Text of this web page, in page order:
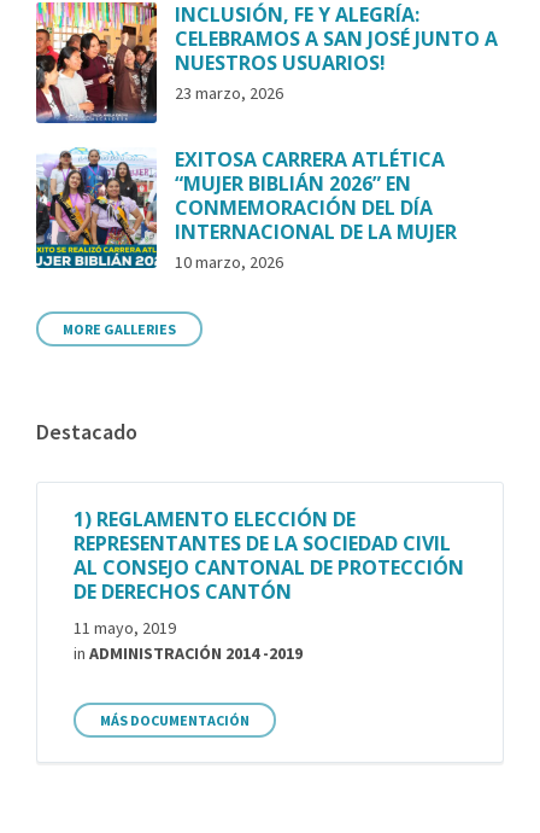
INCLUSIÓN, FE Y ALEGRÍA:
CELEBRAMOS A SAN JOSÉ JUNTO A
NUESTROS USUARIOS!
23 marzo, 2026
EXITOSA CARRERA ATLÉTICA
“MUJER BIBLIÁN 2026” EN
CONMEMORACIÓN DEL DÍA
INTERNACIONAL DE LA MUJER
10 marzo, 2026
MORE GALLERIES
Destacado
1) REGLAMENTO ELECCIÓN DE
REPRESENTANTES DE LA SOCIEDAD CIVIL
AL CONSEJO CANTONAL DE PROTECCIÓN
DE DERECHOS CANTÓN
11 mayo, 2019
in ADMINISTRACIÓN 2014 -2019
MÁS DOCUMENTACIÓN